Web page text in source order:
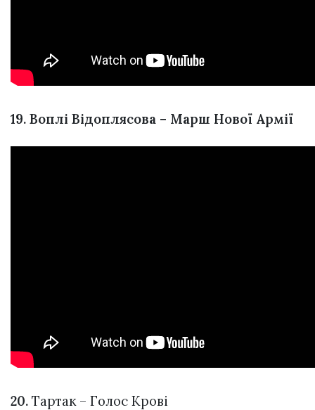
19. Воплі Відоплясова – Марш Нової Армії
20. Тартак – Голос Крові